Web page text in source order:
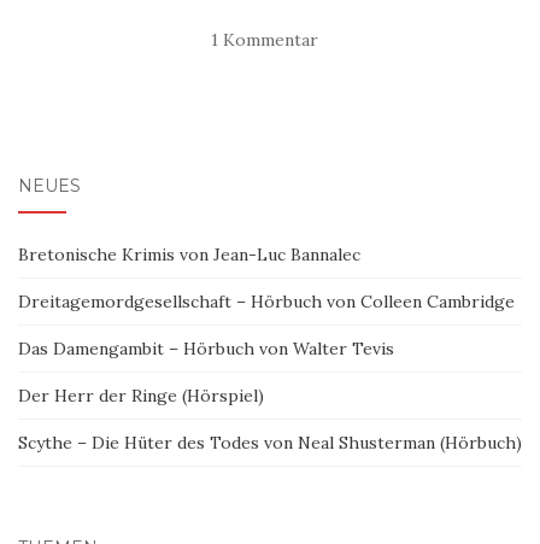
1 Kommentar
NEUES
Bretonische Krimis von Jean-Luc Bannalec
Dreitagemordgesellschaft – Hörbuch von Colleen Cambridge
Das Damengambit – Hörbuch von Walter Tevis
Der Herr der Ringe (Hörspiel)
Scythe – Die Hüter des Todes von Neal Shusterman (Hörbuch)